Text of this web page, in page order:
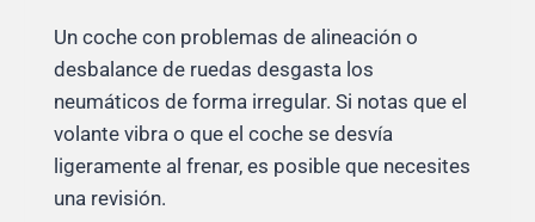
Un coche con problemas de alineación o
desbalance de ruedas desgasta los
neumáticos de forma irregular. Si notas que el
volante vibra o que el coche se desvía
ligeramente al frenar, es posible que necesites
una revisión.